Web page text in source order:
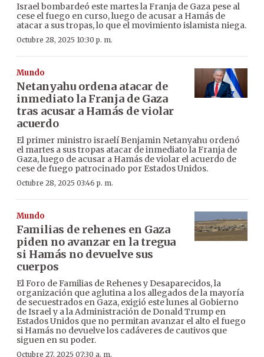
Israel bombardeó este martes la Franja de Gaza pese al
cese el fuego en curso, luego de acusar a Hamás de
atacar a sus tropas, lo que el movimiento islamista niega.
Octubre 28, 2025 10:30 p. m.
Mundo
Netanyahu ordena atacar de
inmediato la Franja de Gaza
tras acusar a Hamás de violar
acuerdo
El primer ministro israelí Benjamin Netanyahu ordenó
el martes a sus tropas atacar de inmediato la Franja de
Gaza, luego de acusar a Hamás de violar el acuerdo de
cese de fuego patrocinado por Estados Unidos.
Octubre 28, 2025 03:46 p. m.
Mundo
Familias de rehenes en Gaza
piden no avanzar en la tregua
si Hamás no devuelve sus
cuerpos
El Foro de Familias de Rehenes y Desaparecidos, la
organización que aglutina a los allegados de la mayoría
de secuestrados en Gaza, exigió este lunes al Gobierno
de Israel y a la Administración de Donald Trump en
Estados Unidos que no permitan avanzar el alto el fuego
si Hamás no devuelve los cadáveres de cautivos que
siguen en su poder.
Octubre 27, 2025 07:30 a. m.